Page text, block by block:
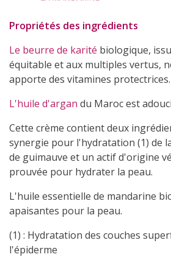
Propriétés des ingrédients
Le beurre de karité biologique,
équitable et aux multiples vertus,
apporte des vitamines protectrices.
L'huile d'argan du Maroc est
Cette crème contient deux
synergie pour l'hydratation (1) de
de guimauve et un actif d'origine
prouvée pour hydrater la peau.
L'huile essentielle de mandarine
apaisantes pour la peau.
(1) : Hydratation des couches
l'épiderme